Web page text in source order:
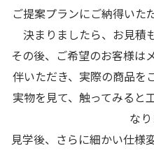
ご提案プランにご納得いた
決まりましたら、お見積
その後、ご希望のお客様は
伴いただき、実際の商品を
実物を見て、触ってみると
なり
見学後、さらに細かい仕様